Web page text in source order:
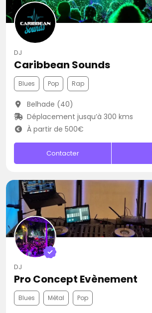
DJ
Caribbean Sounds
Blues Pop Rap
Belhade (40)
Déplacement jusqu’à 300 kms
À partir de 500€
Contacter
DJ
Pro Concept Evènement
Blues Métal Pop